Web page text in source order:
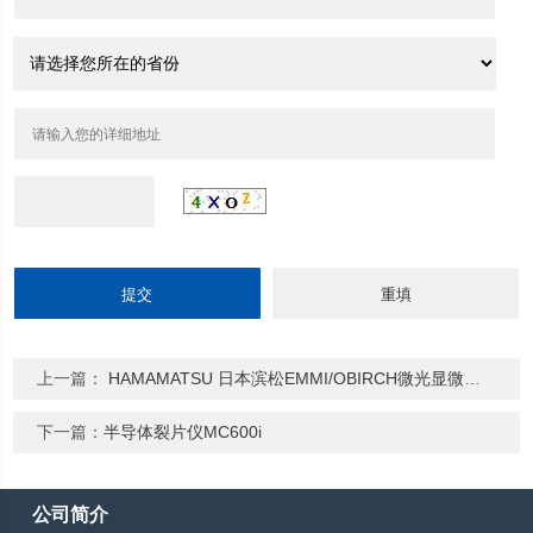
上一篇： HAMAMATSU 日本滨松EMMI/OBIRCH微光显微镜PHEMOS系列
下一篇：半导体裂片仪MC600i
公司简介